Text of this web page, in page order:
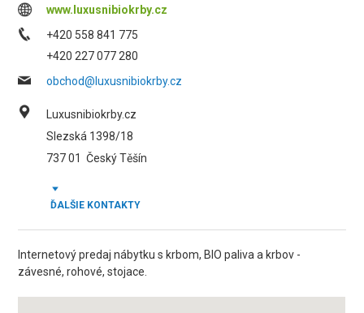
www.luxusnibiokrby.cz
+420 558 841 775
+420 227 077 280
obchod@luxusnibiokrby.cz
Luxusnibiokrby.cz
Slezská 1398/18
737 01 Český Těšín
ĎALŠIE KONTAKTY
Internetový predaj nábytku s krbom, BIO paliva a krbov -
závesné, rohové, stojace.